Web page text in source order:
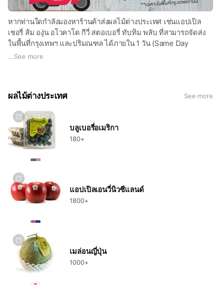
หากท่านใดกำลังมองหาร้านค้าส่งผลไม้ต่างประเทศ เช่นแอปเปิล
เชอรี่ ส้ม องุ่น อโวคาโด กีวี่ สตอเบอรี่ ทับทิม พลับ ที่สามารถจัดส่ง
ในพื้นที่กรุงเทพฯ และปริมณฑล ได้ภายใน 1 วัน (Same Day
Delivery)
โทร : 02-221-1025
เฟสบุ๊ก :
เว็บไซต์ :https://www.fruitfits.com/
หน้าร้าน : 453 ซ.เอ็มไพร์ แขวงวังบูรพาภิรมย์ เขตพระนคร
กรุงเทพฯ 10200 (
https://goo.gl/maps/3To5Sc8zm9vFJptT7)
ทาง FruitFits ขอเรียนให้ทุกท่านทราบว่าปัจจุบันมีผู้แอบอ้างนำชื่อ
หรือรูป FruitFits ไปใช้บนเฟสบุ๊กหรือช่องทางโซเชียลมีเดียอื่นๆ
เสนอขายผลไม้ และหลอกให้ลูกค้าซื้อผลไม้ แต่ไม่มีการจัดส่งหรือ
อาจได้รับผลไม้ที่ไม่ได้คุณภาพ
ซื้อเท่านั้น หรือหากใครสะดวกก็สามารถแวะมาหน้าร้านได้ตามที่อยู่
ด้านบนค่ะ
ขอบคุณค่ะ
...See more
ผลไม้ต่างประเทศ See more
บลูเบอรี่อเมริกา
180+
แอปเปิลเอนวี่นิวซีแลนด์
1800+
เมล่อนญี่ปุ่น
1000+